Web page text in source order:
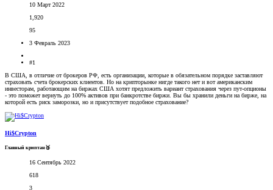
10 Март 2022
1,920
95
3 Февраль 2023
#1
В США, в отличие от брокеров РФ, есть организации, которые в обязательном порядке заставляют
страховать счета брокерских клиентов. Но на крипторынке нигде такого нет и вот американским
инвесторам, работающим на биржах США хотят предложить вариант страхования через пут-опционы
- это поможет вернуть до 100% активов при банкротстве биржи. Вы бы хранили деньги на бирже, на
которой есть риск заморозки, но и присутствует подобное страхование?
Hi$Crypton
Главный криптан🥉
16 Сентябрь 2022
618
3